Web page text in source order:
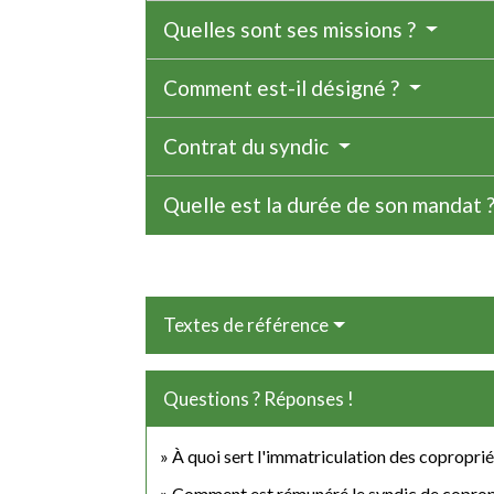
Quelles sont ses missions ?
Comment est-il désigné ?
Contrat du syndic
Quelle est la durée de son mandat ?
Textes de référence
Questions ? Réponses !
À quoi sert l'immatriculation des